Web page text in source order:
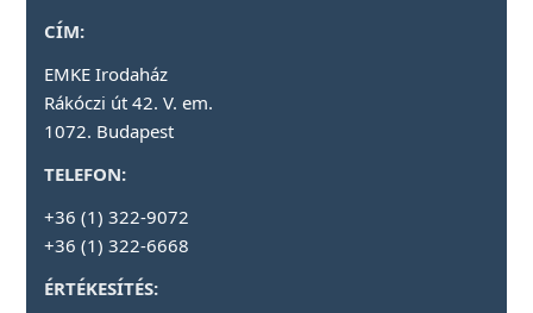
CÍM:
EMKE Irodaház
Rákóczi út 42. V. em.
1072. Budapest
TELEFON:
+36 (1) 322-9072
+36 (1) 322-6668
ÉRTÉKESÍTÉS: